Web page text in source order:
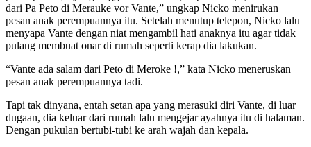
dari Pa Peto di Merauke vor Vante,” ungkap Nicko menirukan
pesan anak perempuannya itu. Setelah menutup telepon, Nicko lalu
menyapa Vante dengan niat mengambil hati anaknya itu agar tidak
pulang membuat onar di rumah seperti kerap dia lakukan.
“Vante ada salam dari Peto di Meroke !,” kata Nicko meneruskan
pesan anak perempuannya tadi.
Tapi tak dinyana, entah setan apa yang merasuki diri Vante, di luar
dugaan, dia keluar dari rumah lalu mengejar ayahnya itu di halaman.
Dengan pukulan bertubi-tubi ke arah wajah dan kepala.